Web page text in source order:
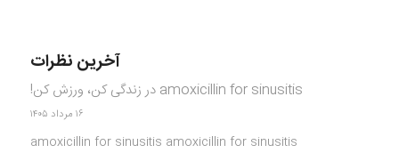
آخرین نظرات
amoxicillin for sinusitis در زندگی کن، ورزش کن!
۱۶ مرداد ۱۴۰۵
amoxicillin for sinusitis amoxicillin for sinusitis